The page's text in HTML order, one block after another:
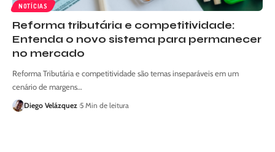
NOTÍCIAS
Reforma tributária e competitividade:
Entenda o novo sistema para permanecer
no mercado
Reforma Tributária e competitividade são temas inseparáveis em um
cenário de margens…
Diego Velázquez 5 Min de leitura